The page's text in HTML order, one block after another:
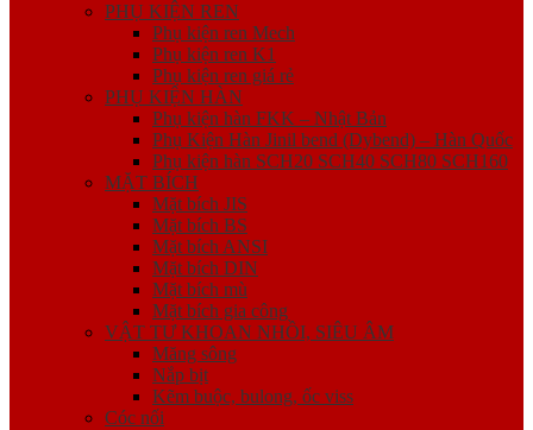
PHỤ KIỆN REN
Phụ kiện ren Mech
Phụ kiện ren K1
Phụ kiện ren giá rẻ
PHỤ KIỆN HÀN
Phụ kiện hàn FKK – Nhật Bản
Phụ Kiện Hàn Jinil bend (Dybend) – Hàn Quốc
Phụ kiện hàn SCH20 SCH40 SCH80 SCH160
MẶT BÍCH
Mặt bích JIS
Mặt bích BS
Mặt bích ANSI
Mặt bích DIN
Mặt bích mù
Mặt bích gia công
VẬT TƯ KHOAN NHỒI, SIÊU ÂM
Măng sông
Nắp bịt
Kẽm buộc, bulong, ốc viss
Cóc nối